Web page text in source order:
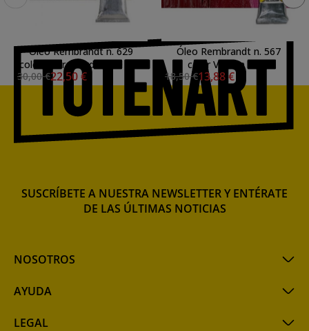
Óleo Rembrandt n. 629
color Tierra Verde (150 ml.)
S.1
30,00 €22,50 €
Óleo Rembrandt n. 567
color Violeta Rojo
Permanente (40 ml.) S.3
18,50 €13,88 €
NOSOTROS
AYUDA
LEGAL
SUSCRÍBETE A NUESTRA NEWSLETTER Y ENTÉRATE
DE LAS ÚLTIMAS NOTICIAS